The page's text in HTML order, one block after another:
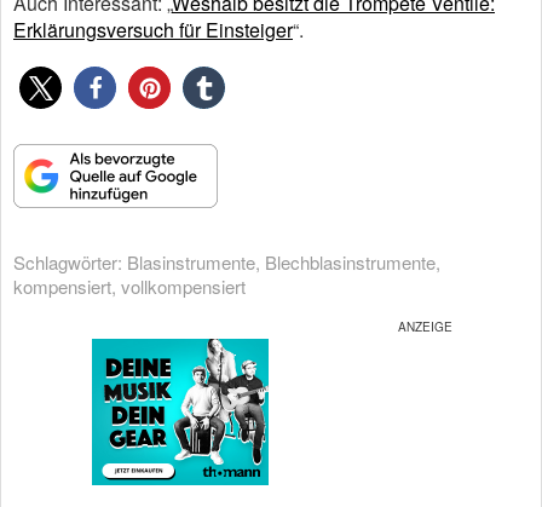
Erklärungsversuch für Einsteiger“.
Schlagwörter: Blasinstrumente, Blechblasinstrumente,
kompensiert, vollkompensiert